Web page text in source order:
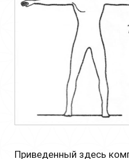
Приведенный здесь